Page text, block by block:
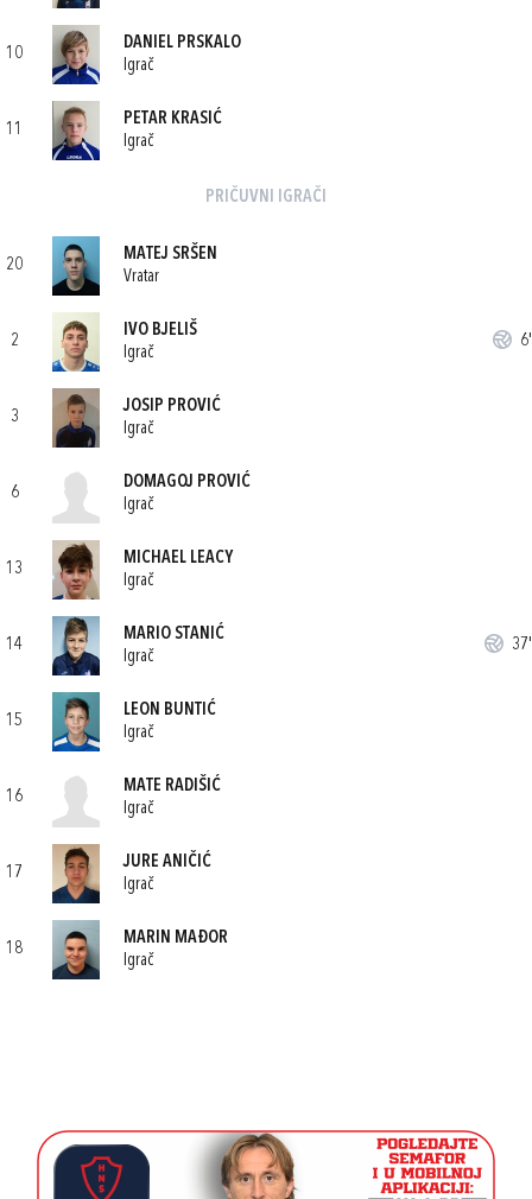
10
DANIEL PRSKALO
Igrač
11
PETAR KRASIĆ
Igrač
PRIČUVNI IGRAČI
20
MATEJ SRŠEN
Vratar
2
IVO BJELIŠ
Igrač
6'
3
JOSIP PROVIĆ
Igrač
6
DOMAGOJ PROVIĆ
Igrač
13
MICHAEL LEACY
Igrač
14
MARIO STANIĆ
Igrač
37'
15
LEON BUNTIĆ
Igrač
16
MATE RADIŠIĆ
Igrač
17
JURE ANIČIĆ
Igrač
18
MARIN MAĐOR
Igrač